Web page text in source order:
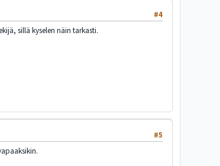
#4
sillä kyselen näin tarkasti.
#5